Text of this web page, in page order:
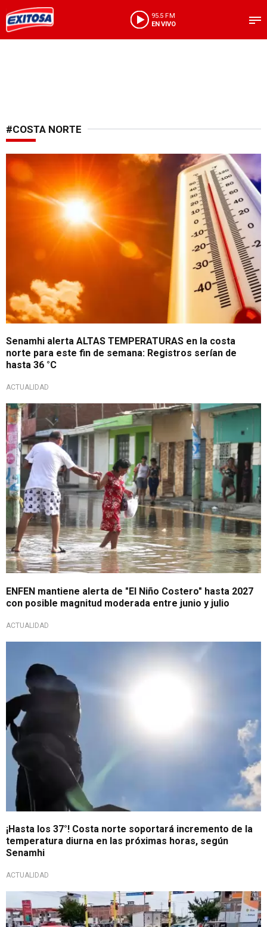
95.5 FM
EN VIVO
#COSTA NORTE
Tomen sus precauciones
Senamhi alerta ALTAS TEMPERATURAS en la costa
norte para este fin de semana: Registros serían de
hasta 36 °C
ACTUALIDAD
A tomar precauciones
ENFEN mantiene alerta de "El Niño Costero" hasta 2027
con posible magnitud moderada entre junio y julio
ACTUALIDAD
¡Hasta los 37°! Costa norte soportará incremento de la
temperatura diurna en las próximas horas, según
Senamhi
ACTUALIDAD
¡A tomas precauciones!